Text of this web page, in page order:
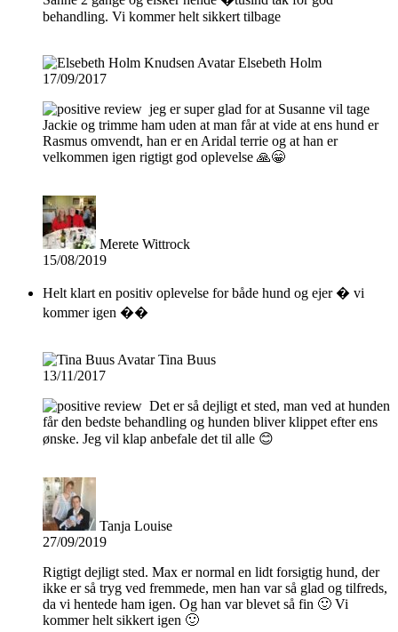
behandling. Vi kommer helt sikkert tilbage
Elsebeth Holm
17/09/2017
jeg er super glad for at Susanne vil tage
Jackie og trimme ham uden at man får at vide at ens hund er
Rasmus omvendt, han er en Aridal terrie og at han er
velkommen igen rigtigt god oplevelse 🙏😁
Merete Wittrock
15/08/2019
Helt klart en positiv oplevelse for både hund og ejer � vi
kommer igen ��
Tina Buus
13/11/2017
Det er så dejligt et sted, man ved at hunden
får den bedste behandling og hunden bliver klippet efter ens
ønske. Jeg vil klap anbefale det til alle 😊
Tanja Louise
27/09/2019
Rigtigt dejligt sted. Max er normal en lidt forsigtig hund, der
ikke er så tryg ved fremmede, men han var så glad og tilfreds,
da vi hentede ham igen. Og han var blevet så fin 🙂 Vi
kommer helt sikkert igen 🙂